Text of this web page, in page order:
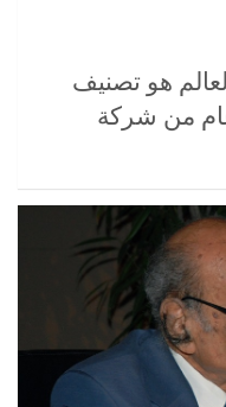
هو تصنيف
من شركة